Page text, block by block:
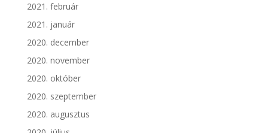
2021. február
2021. január
2020. december
2020. november
2020. október
2020. szeptember
2020. augusztus